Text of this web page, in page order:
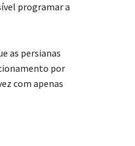
programar a
as persianas
por
com apenas